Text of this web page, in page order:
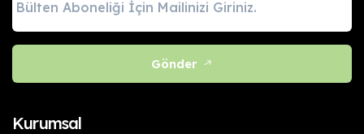
Gönder
Kurumsal